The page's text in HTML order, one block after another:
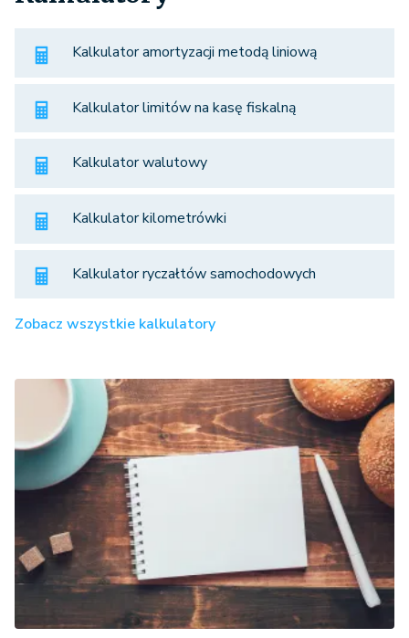
Kalkulator amortyzacji metodą liniową
Kalkulator limitów na kasę fiskalną
Kalkulator walutowy
Kalkulator kilometrówki
Kalkulator ryczałtów samochodowych
Zobacz wszystkie kalkulatory